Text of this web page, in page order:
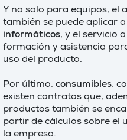
Y no solo para equipos, el
también se puede aplicar
informáticos, y el servicio
formación y asistencia
uso del producto.
Por último, consumibles,
existen contratos que,
productos también se
partir de cálculos sobre el
la empresa.